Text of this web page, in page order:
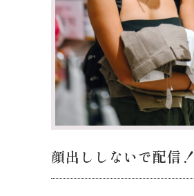
顔出ししないで配信！